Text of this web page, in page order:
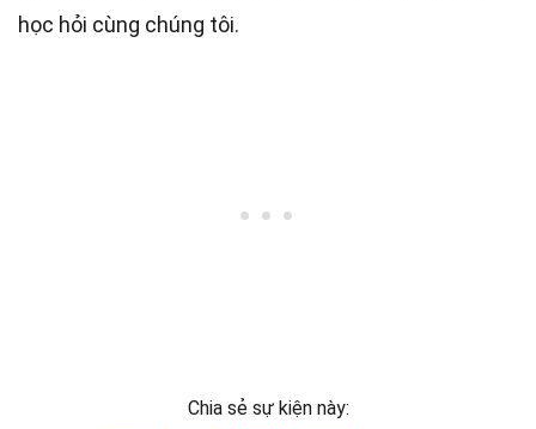
học hỏi cùng chúng tôi.
Chia sẻ sự kiện này: